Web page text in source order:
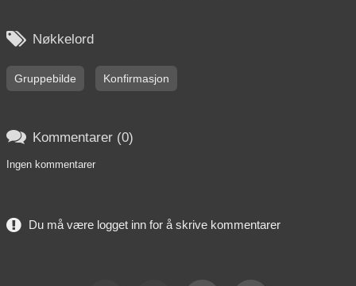
 Nøkkelord
Gruppebilde Konfirmasjon
 Kommentarer (0)
Ingen kommentarer
Du må være logget inn for å skrive kommentarer